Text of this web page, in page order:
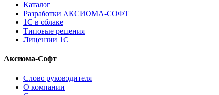
Каталог
Разработки АКСИОМА-СОФТ
1С в облаке
Типовые решения
Лицензии 1С
Аксиома-Софт
Слово руководителя
О компании